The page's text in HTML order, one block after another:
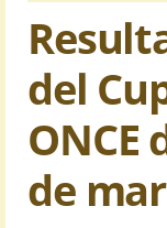
del
ONCE
de